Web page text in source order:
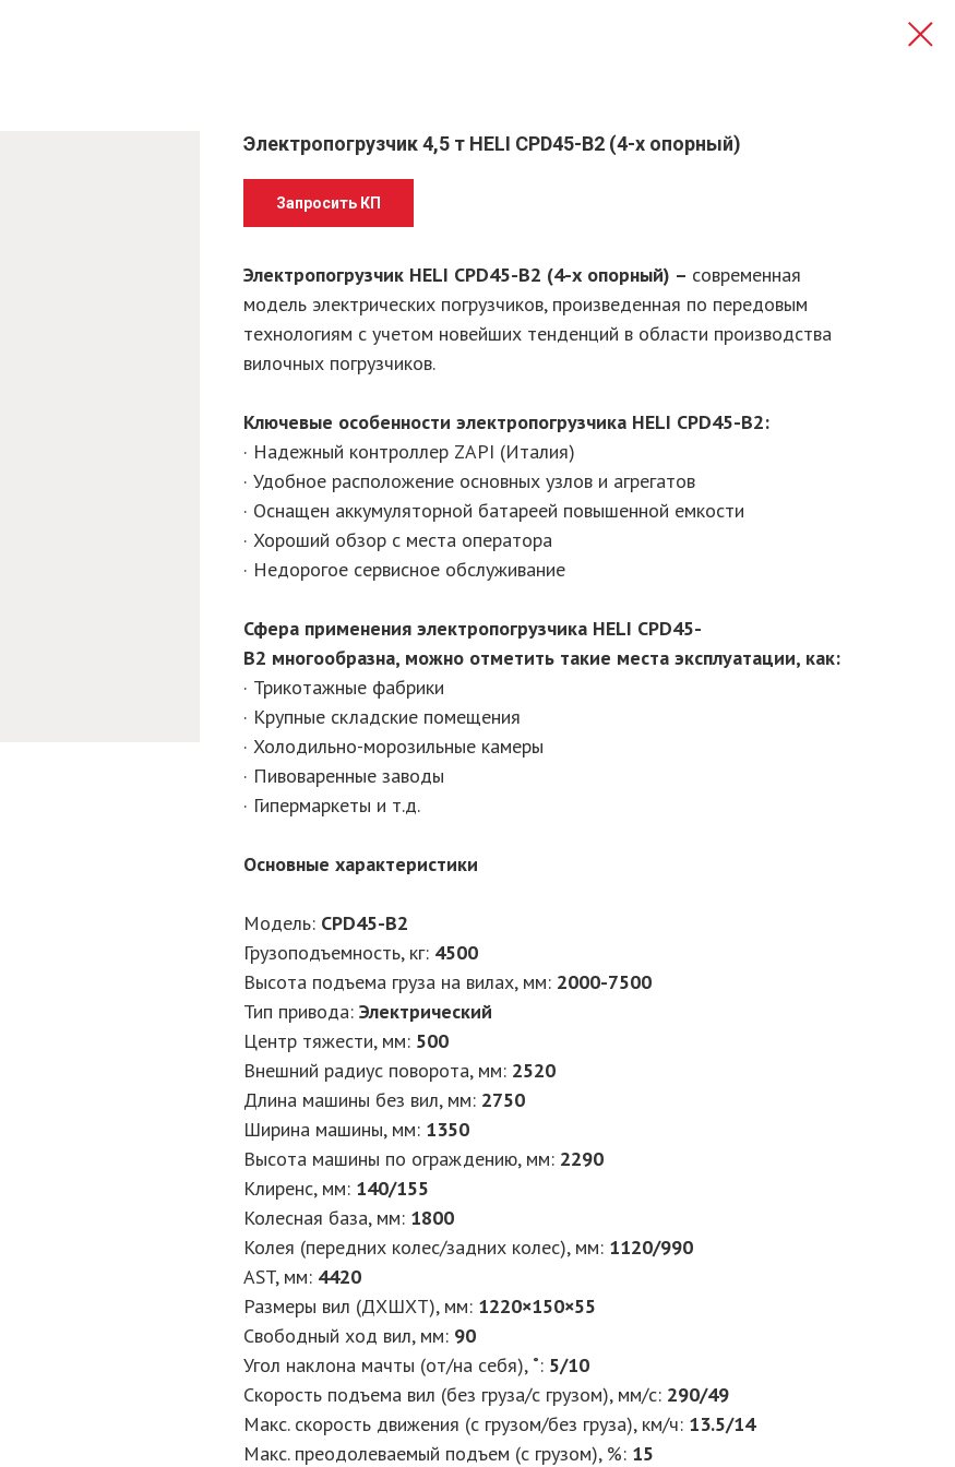
Электропогрузчик 4,5 т HELI CPD45-B2 (4-х опорный)
Запросить КП
Электропогрузчик HELI CPD45-B2 (4-х опорный) – современная
модель электрических погрузчиков, произведенная по передовым
технологиям с учетом новейших тенденций в области производства
вилочных погрузчиков.
Ключевые особенности электропогрузчика HELI CPD45-B2:
· Надежный контроллер ZAPI (Италия)
· Удобное расположение основных узлов и агрегатов
· Оснащен аккумуляторной батареей повышенной емкости
· Хороший обзор с места оператора
· Недорогое сервисное обслуживание
Сфера применения электропогрузчика HELI CPD45-
B2 многообразна, можно отметить такие места эксплуатации, как:
· Трикотажные фабрики
· Крупные складские помещения
· Холодильно-морозильные камеры
· Пивоваренные заводы
· Гипермаркеты и т.д.
Основные характеристики
Модель: CPD45-B2
Грузоподъемность, кг: 4500
Высота подъема груза на вилах, мм: 2000-7500
Тип привода: Электрический
Центр тяжести, мм: 500
Внешний радиус поворота, мм: 2520
Длина машины без вил, мм: 2750
Ширина машины, мм: 1350
Высота машины по ограждению, мм: 2290
Клиренс, мм: 140/155
Колесная база, мм: 1800
Колея (передних колес/задних колес), мм: 1120/990
AST, мм: 4420
Размеры вил (ДXШXТ), мм: 1220×150×55
Свободный ход вил, мм: 90
Угол наклона мачты (от/на себя), ˚: 5/10
Скорость подъема вил (без груза/с грузом), мм/с: 290/49
Макс. скорость движения (с грузом/без груза), км/ч: 13.5/14
Макс. преодолеваемый подъем (с грузом), %: 15